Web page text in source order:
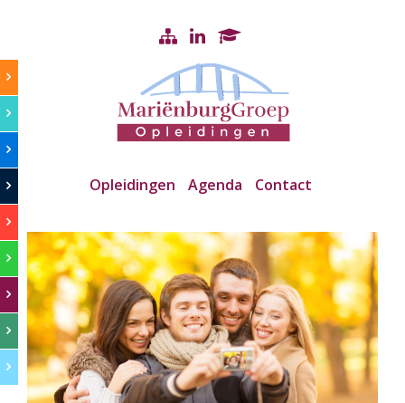
Opleidingen Agenda Contact